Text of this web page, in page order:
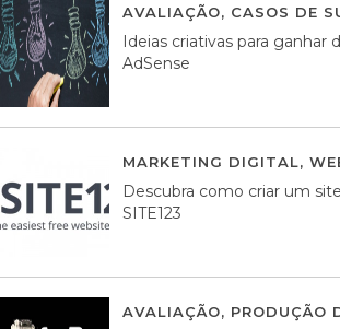
AVALIAÇÃO, CASOS DE
Ideias criativas para ganhar
AdSense
MARKETING DIGITAL,
Descubra como criar um
SITE123
AVALIAÇÃO, PRODUÇÃO